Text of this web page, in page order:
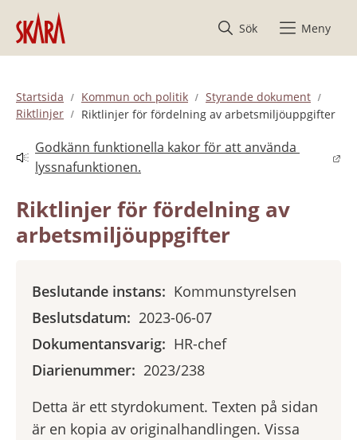
Hoppa till innehåll
Sök
Meny
Startsida Kommun och politik
Styrande dokument
Riktlinjer
Riktlinjer för fördelning av arbetsmiljöuppgifter
Godkänn funktionella kakor för att använda
lyssnafunktionen.
Länk till annan webbplats.
Riktlinjer för fördelning av
arbetsmiljöuppgifter
Beslutande instans: Kommunstyrelsen
Beslutsdatum: 2023-06-07
Dokumentansvarig: HR-chef
Diarienummer: 2023/238
Detta är ett styrdokument. Texten på sidan
är en kopia av originalhandlingen. Vissa